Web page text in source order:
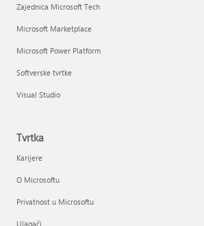
Zajednica Microsoft Tech
Microsoft Marketplace
Microsoft Power Platform
Softverske tvrtke
Visual Studio
Tvrtka
Karijere
O Microsoftu
Privatnost u Microsoftu
Ulagači